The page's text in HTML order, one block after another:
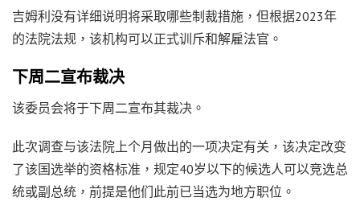
吉姆利没有详细说明将采取哪些制裁措施，但根据2023年
的法院法规，该机构可以正式训斥和解雇法官。
下周二宣布裁决
该委员会将于下周二宣布其裁决。
此次调查与该法院上个月做出的一项决定有关，该决定改变
了该国选举的资格标准，规定40岁以下的候选人可以竞选总
统或副总统，前提是他们此前已当选为地方职位。